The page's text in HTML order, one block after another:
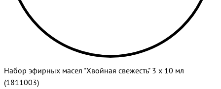
Набор эфирных масел "Хвойная свежесть" 3 х 10 мл
(1811003)